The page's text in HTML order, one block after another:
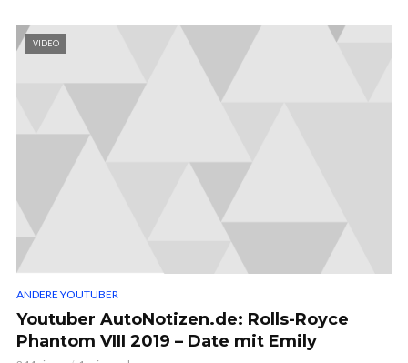
VIDEO
ANDERE YOUTUBER
Youtuber AutoNotizen.de: Rolls-Royce
Phantom VIII 2019 – Date mit Emily